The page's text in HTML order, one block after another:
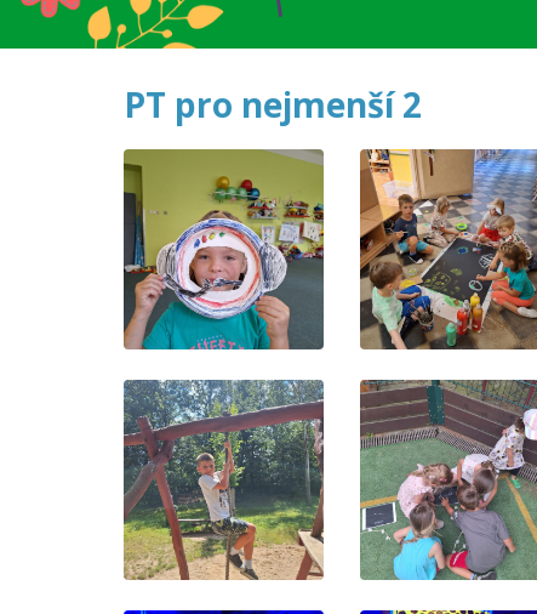
PT pro nejmenší 2